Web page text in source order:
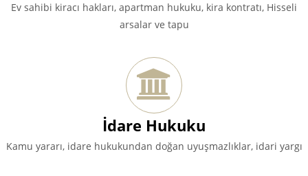
Ev sahibi kiracı hakları, apartman hukuku, kira kontratı, Hisseli
arsalar ve tapu
İdare Hukuku
Kamu yararı, idare hukukundan doğan uyuşmazlıklar, idari yargı